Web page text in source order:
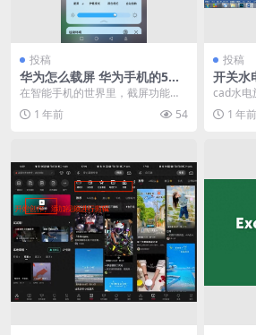
投稿
华为怎么载屏 华为手机的5种
截屏方式
在智能手机的世界里，截屏功能是
一项非常实用的功能。无论是在工
作中需要保存重要信息...
1 年前 54
投稿
开关水
些字母
cad水电
电器开
些字母符
1 年前